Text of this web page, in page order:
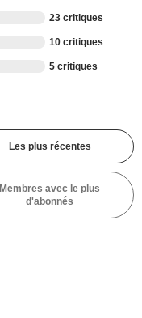
23 critiques
10 critiques
5 critiques
Les plus récentes
Membres avec le plus
d'abonnés